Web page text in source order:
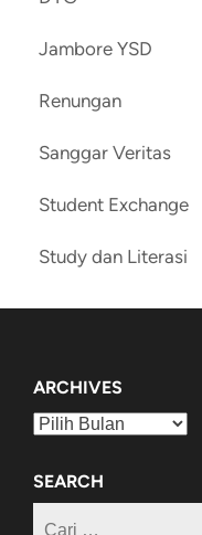
Jambore YSD
Renungan
Sanggar Veritas
Student Exchange
Study dan Literasi
ARCHIVES
Archives
SEARCH